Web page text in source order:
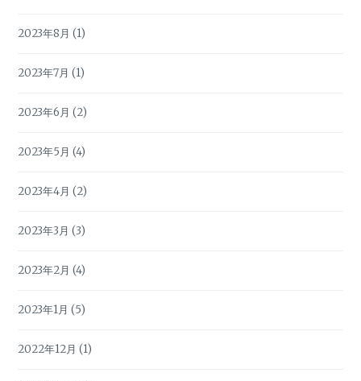
2023年8月 (1)
2023年7月 (1)
2023年6月 (2)
2023年5月 (4)
2023年4月 (2)
2023年3月 (3)
2023年2月 (4)
2023年1月 (5)
2022年12月 (1)